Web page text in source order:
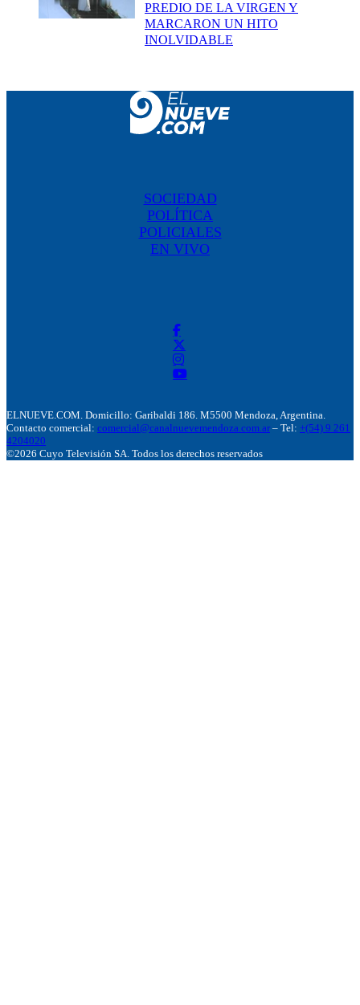
PREDIO DE LA VIRGEN Y
MARCARON UN HITO
INOLVIDABLE
SOCIEDAD
POLÍTICA
POLICIALES
EN VIVO
ELNUEVE.COM. Domicillo: Garibaldi 186. M5500 Mendoza, Argentina.
Contacto comercial: comercial@canalnuevemendoza.com.ar – Tel: +(54) 9 261
4204020
©2026 Cuyo Televisión SA. Todos los derechos reservados